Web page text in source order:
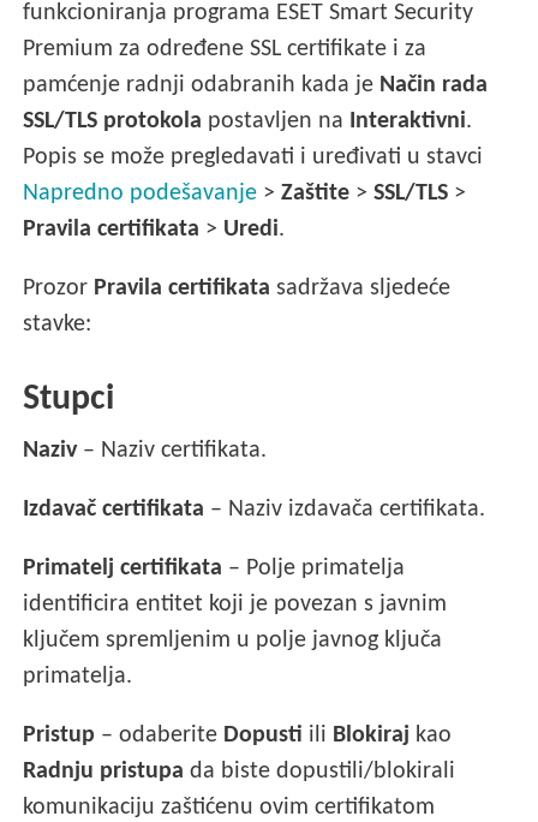
funkcioniranja programa ESET Smart Security
Premium za određene SSL certifikate i za
pamćenje radnji odabranih kada je Način rada
SSL/TLS protokola postavljen na Interaktivni.
Popis se može pregledavati i uređivati u stavci
Napredno podešavanje >Zaštite >SSL/TLS >
Pravila certifikata > Uredi.
Prozor Pravila certifikata sadržava sljedeće
stavke:
Stupci
Naziv– Naziv certifikata.
Izdavač certifikata – Naziv izdavača certifikata.
Primatelj certifikata – Polje primatelja
identificira entitet koji je povezan s javnim
ključem spremljenim u polje javnog ključa
primatelja.
Pristup – odaberite Dopusti ili Blokiraj kao
Radnju pristupa da biste dopustili/blokirali
komunikaciju zaštićenu ovim certifikatom